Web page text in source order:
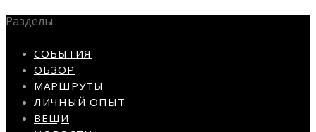
Разделы
СОБЫТИЯ
ОБЗОР
МАРШРУТЫ
ЛИЧНЫЙ ОПЫТ
ВЕЩИ